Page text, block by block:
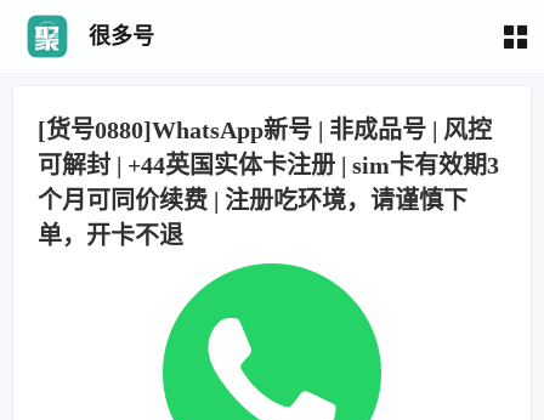
很多号
[货号0880]WhatsApp新号 | 非成品号 | 风控
可解封 | +44英国实体卡注册 | sim卡有效期3
个月可同价续费 | 注册吃环境，请谨慎下
单，开卡不退